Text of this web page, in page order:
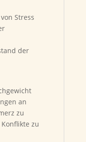
Stress
der
an
zu
zu